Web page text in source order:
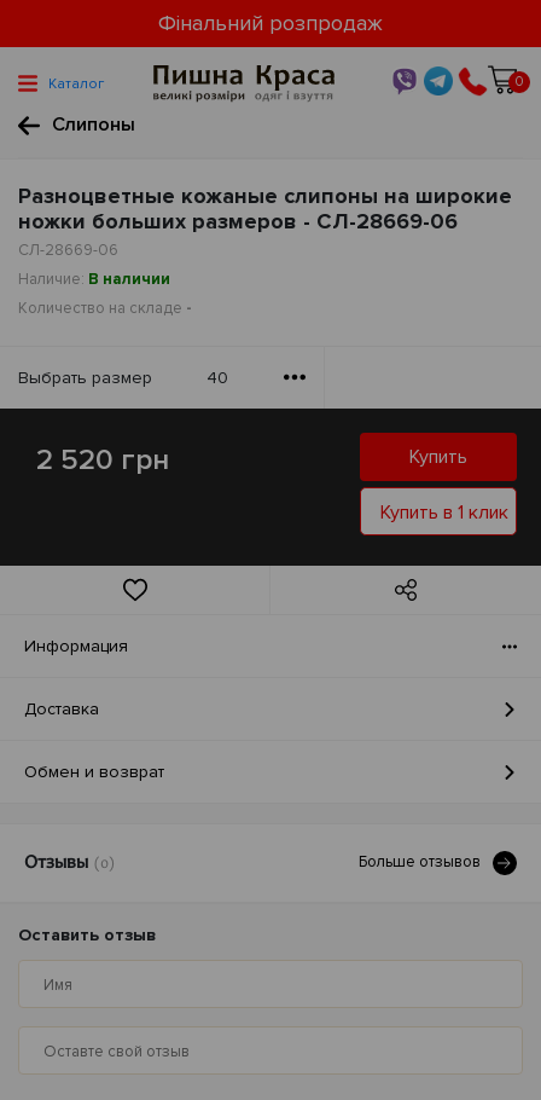
Фінальний розпродаж
Каталог 0
Слипоны
Разноцветные кожаные слипоны на широкие
ножки больших размеров - СЛ-28669-06
СЛ-28669-06
Наличие: В наличии
Количество на складе -
Выбрать размер 40
2 520 грн Купить
Купить в 1 клик
Информация
Доставка
Обмен и возврат
Отзывы (0) Больше отзывов
Оставить отзыв